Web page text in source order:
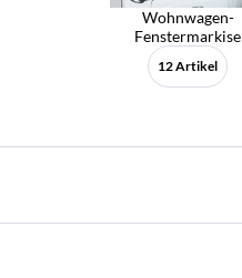
Wohnwagen-
Fenstermarkise
12 Artikel